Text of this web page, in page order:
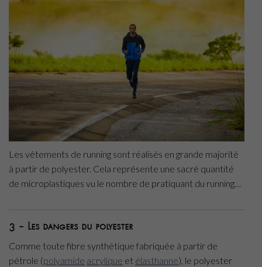
Les vêtements de running sont réalisés en grande majorité
à partir de polyester. Cela représente une sacré quantité
de microplastiques vu le nombre de pratiquant du running…
3 – Les dangers du polyester
Comme toute fibre synthétique fabriquée à partir de
pétrole (polyamide acrylique et élasthanne), le polyester